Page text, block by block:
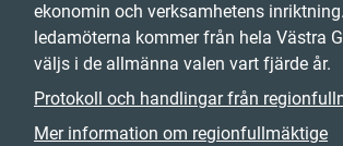
ekonomin och verksamhetens
ledamöterna kommer från hela Västra
väljs i de allmänna valen vart fjärde år.
Protokoll och handlingar från
Mer information om regionfullmäktige